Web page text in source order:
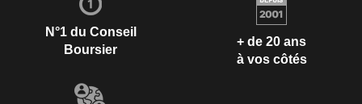
N°1 du Conseil
Boursier
+ de 20 ans
à vos côtés